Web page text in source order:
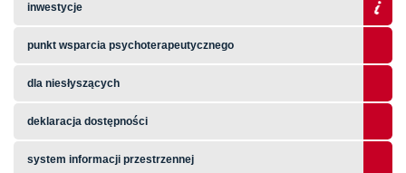
inwestycje
punkt wsparcia psychoterapeutycznego
dla niesłyszących
deklaracja dostępności
system informacji przestrzennej